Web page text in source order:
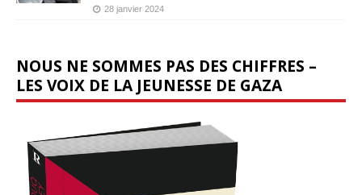
28 janvier 2024
NOUS NE SOMMES PAS DES CHIFFRES –
LES VOIX DE LA JEUNESSE DE GAZA